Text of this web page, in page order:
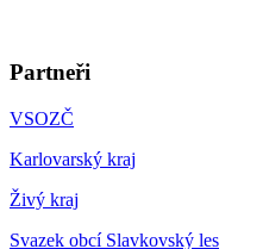
Partneři
VSOZČ
Karlovarský kraj
Živý kraj
Svazek obcí Slavkovský les